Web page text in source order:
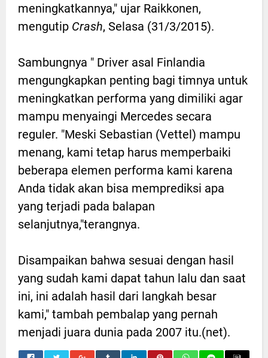
meningkatkannya," ujar Raikkonen,
mengutip Crash, Selasa (31/3/2015).
Sambungnya " Driver asal Finlandia
mengungkapkan penting bagi timnya untuk
meningkatkan performa yang dimiliki agar
mampu menyaingi Mercedes secara
reguler. "Meski Sebastian (Vettel) mampu
menang, kami tetap harus memperbaiki
beberapa elemen performa kami karena
Anda tidak akan bisa memprediksi apa
yang terjadi pada balapan
selanjutnya,"terangnya.
Disampaikan bahwa sesuai dengan hasil
yang sudah kami dapat tahun lalu dan saat
ini, ini adalah hasil dari langkah besar
kami," tambah pembalap yang pernah
menjadi juara dunia pada 2007 itu.(net).